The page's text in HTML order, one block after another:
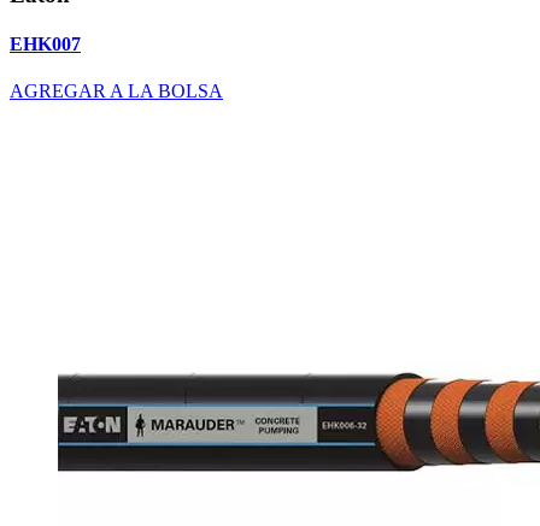
EHK007
AGREGAR A LA BOLSA